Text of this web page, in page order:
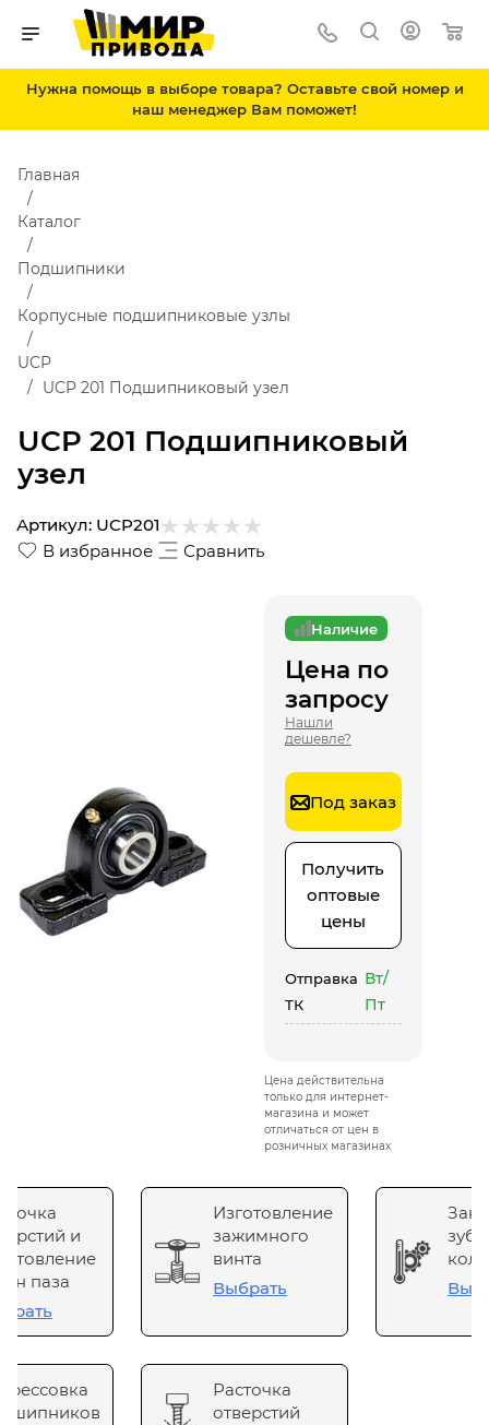
Нужна помощь в выборе товара? Оставьте свой номер и
наш менеджер Вам поможет!
UCP 201 Подшипниковый
узел
Главная
Каталог
Подшипники
Корпусные подшипниковые узлы
UCP
UCP 201 Подшипниковый узел
В избранное Сравнить
Артикул: UCP201
Наличие
Цена по
запросу
Нашли
дешевле?
Под заказ
Получить
оптовые
цены
Отправка
ТК
Вт/
Пт
Цена действительна
только для интернет-
магазина и может
отличаться от цен в
розничных магазинах
и
паза
Изготовление
зажимного
винта
Выбрать
Расточка
отверстий